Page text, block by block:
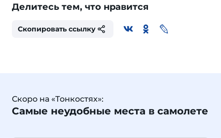
Делитесь тем, что нравится
Скопировать ссылку
Скоро на «Тонкостях»:
Самые неудобные места в самолете